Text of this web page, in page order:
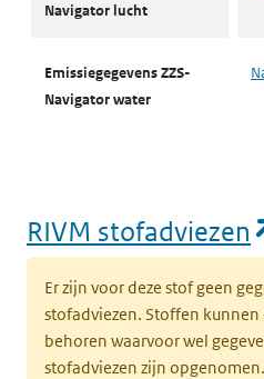
Navigator lucht
Emissiegegevens ZZS-
Navigator water
RIVM stofadviezen
Er zijn voor deze stof geen
stofadviezen. Stoffen
behoren waarvoor wel
stofadviezen zijn opgenomen.